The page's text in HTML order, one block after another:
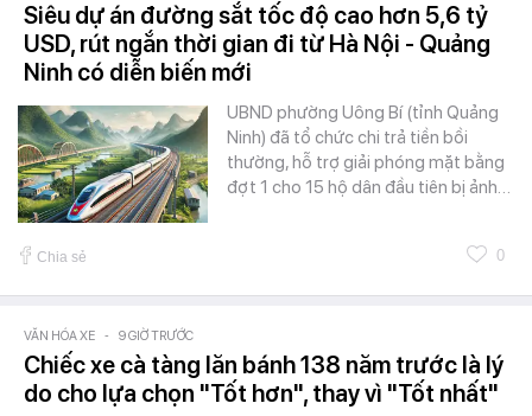
Siêu dự án đường sắt tốc độ cao hơn 5,6 tỷ
USD, rút ngắn thời gian đi từ Hà Nội - Quảng
Ninh có diễn biến mới
UBND phường Uông Bí (tỉnh Quảng
Ninh) đã tổ chức chi trả tiền bồi
thường, hỗ trợ giải phóng mặt bằng
đợt 1 cho 15 hộ dân đầu tiên bị ảnh…
Chia sẻ 0
VĂN HÓA XE - 9 GIỜ TRƯỚC
Chiếc xe cà tàng lăn bánh 138 năm trước là lý
do cho lựa chọn "Tốt hơn", thay vì "Tốt nhất"